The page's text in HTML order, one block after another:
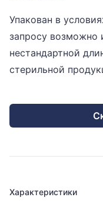
Упакован в
запросу возможно
нестандартной
стерильной
Характеристики